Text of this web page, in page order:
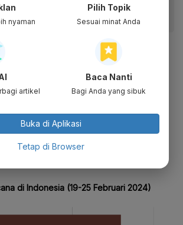
nyaman
Pilih Topik
Sesuai minat Anda
artikel
Baca Nanti
Bagi Anda yang sibuk
Buka di Aplikasi
Tetap di Browser